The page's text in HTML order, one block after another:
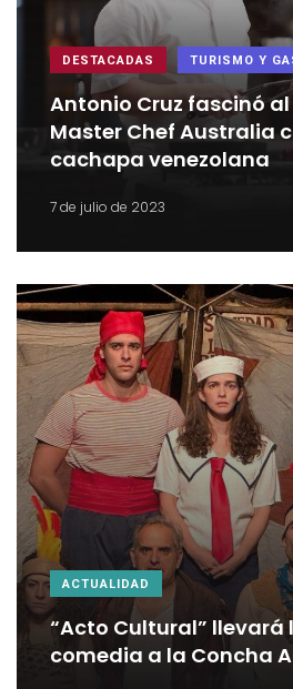
DESTACADAS TURISMO Y
Antonio Cruz fascinó
Master Chef Australia
cachapa venezolana
7 de julio de 2023
ACTUALIDAD
“Acto Cultural” llevará
comedia a la Concha